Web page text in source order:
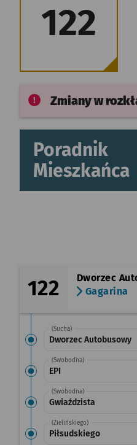
122
Zmiany w
Poradnik
Mieszkańca
122
Dworzec
Gagarina
(Sucha)
Dworzec Autobusowy
(Swobodna)
EPI
(Swobodna)
Gwiaździsta
(Zielińskiego)
Piłsudskiego